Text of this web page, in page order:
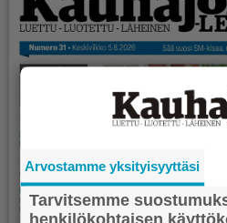
Arvostamme yksityisyyttäsi
Tarvitsemme
henkilökohtaisen